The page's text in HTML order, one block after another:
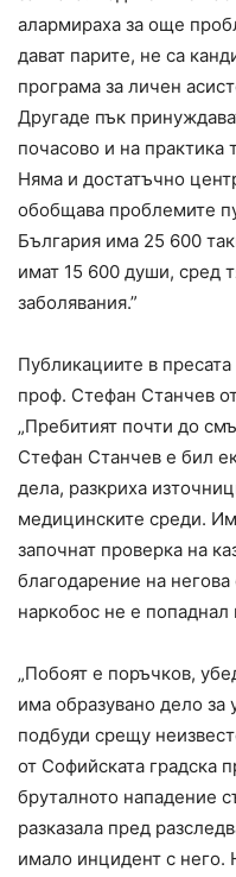
алармираха за още
дават парите, не са
програма за личен
Другаде пък
почасово и на практика
Няма и достатъчно
обобщава проблемите
България има 25 600
имат 15 600 души, сред
заболявания.”
Публикациите в
проф. Стефан Станчев
„Пребитият почти до
Стефан Станчев е бил
дела, разкриха
медицинските среди.
започнат проверка на
благодарение на
наркобос не е попаднал
„Побоят е поръчков,
има образувано дело за
подбуди срещу
от Софийската градска
бруталното нападение
разказала пред
имало инцидент с него.